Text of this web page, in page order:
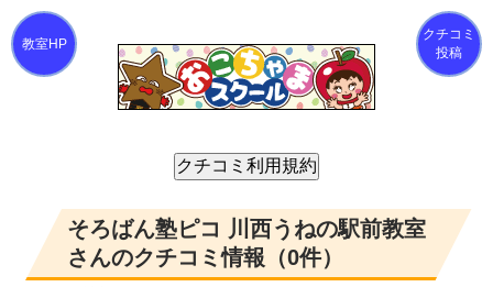
クチコミ
投稿
そろばん塾ピコ 川西うねの駅前教室
さんのクチコミ情報（0件）